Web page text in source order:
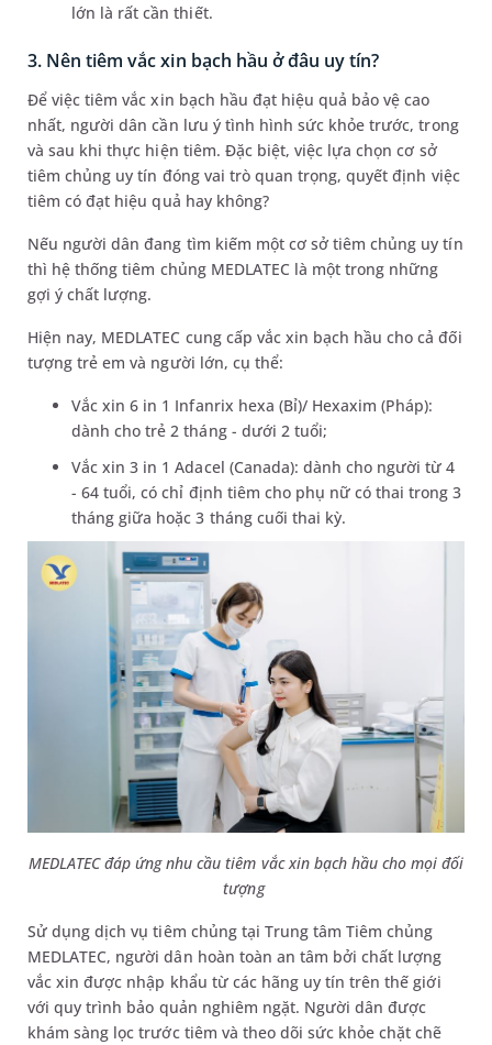
lớn là rất cần thiết.
3. Nên tiêm vắc xin bạch hầu ở đâu uy tín?
Để việc tiêm vắc xin bạch hầu đạt hiệu quả bảo vệ cao
nhất, người dân cần lưu ý tình hình sức khỏe trước, trong
và sau khi thực hiện tiêm. Đặc biệt, việc lựa chọn cơ sở
tiêm chủng uy tín đóng vai trò quan trọng, quyết định việc
tiêm có đạt hiệu quả hay không?
Nếu người dân đang tìm kiếm một cơ sở tiêm chủng uy tín
thì hệ thống tiêm chủng MEDLATEC là một trong những
gợi ý chất lượng.
Hiện nay, MEDLATEC cung cấp vắc xin bạch hầu cho cả đối
tượng trẻ em và người lớn, cụ thể:
Vắc xin 6 in 1 Infanrix hexa (Bỉ)/ Hexaxim (Pháp):
dành cho trẻ 2 tháng - dưới 2 tuổi;
Vắc xin 3 in 1 Adacel (Canada): dành cho người từ 4
- 64 tuổi, có chỉ định tiêm cho phụ nữ có thai trong 3
tháng giữa hoặc 3 tháng cuối thai kỳ.
MEDLATEC đáp ứng nhu cầu tiêm vắc xin bạch hầu cho mọi đối
tượng
Sử dụng dịch vụ tiêm chủng tại Trung tâm Tiêm chủng
MEDLATEC, người dân hoàn toàn an tâm bởi chất lượng
vắc xin được nhập khẩu từ các hãng uy tín trên thế giới
với quy trình bảo quản nghiêm ngặt. Người dân được
khám sàng lọc trước tiêm và theo dõi sức khỏe chặt chẽ